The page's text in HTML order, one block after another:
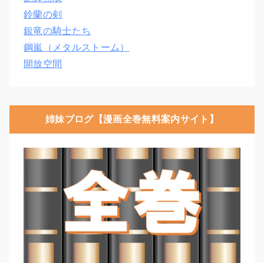
鈴蘭の剣
銀竜の騎士たち
鋼嵐（メタルストーム）
開放空間
姉妹ブログ【漫画全巻無料案内サイト】